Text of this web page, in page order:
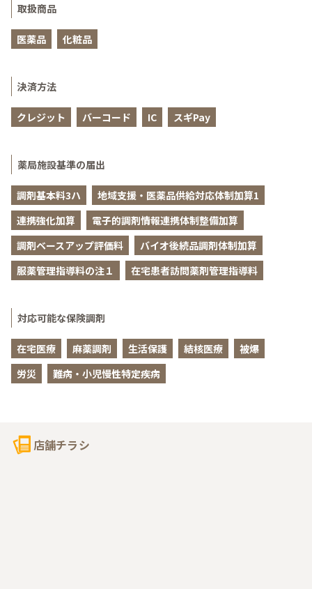
取扱商品
医薬品 化粧品
決済方法
クレジット バーコード IC スギPay
薬局施設基準の届出
調剤基本料3ハ
地域支援・医薬品供給対応体制加算1
連携強化加算
電子的調剤情報連携体制整備加算
調剤ベースアップ評価料
バイオ後続品調剤体制加算
服薬管理指導料の注１
在宅患者訪問薬剤管理指導料
対応可能な保険調剤
在宅医療 麻薬調剤 生活保護 結核医療
被爆
労災
難病・小児慢性特定疾病
店舗チラシ